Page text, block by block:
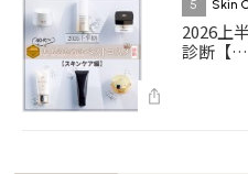
5 Skin
2026上
診断【…